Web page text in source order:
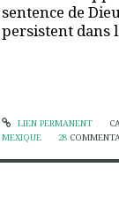
sentence de
persistent dans
LIEN PERMANENT
MEXIQUE
28